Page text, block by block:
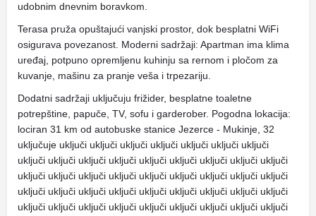
udobnim dnevnim boravkom.
Terasa pruža opuštajući vanjski prostor, dok besplatni WiFi
osigurava povezanost. Moderni sadržaji: Apartman ima klima
uređaj, potpuno opremljenu kuhinju sa rernom i pločom za
kuvanje, mašinu za pranje veša i trpezariju.
Dodatni sadržaji uključuju frižider, besplatne toaletne
potrepštine, papuče, TV, sofu i garderober. Pogodna lokacija:
lociran 31 km od autobuske stanice Jezerce - Mukinje, 32
uključuje uključi uključi uključi uključi uključi uključi uključi
uključi uključi uključi uključi uključi uključi uključi uključi uključi
uključi uključi uključi uključi uključi uključi uključi uključi uključi
uključi uključi uključi uključi uključi uključi uključi uključi uključi
uključi uključi uključi uključi uključi uključi uključi uključi uključi